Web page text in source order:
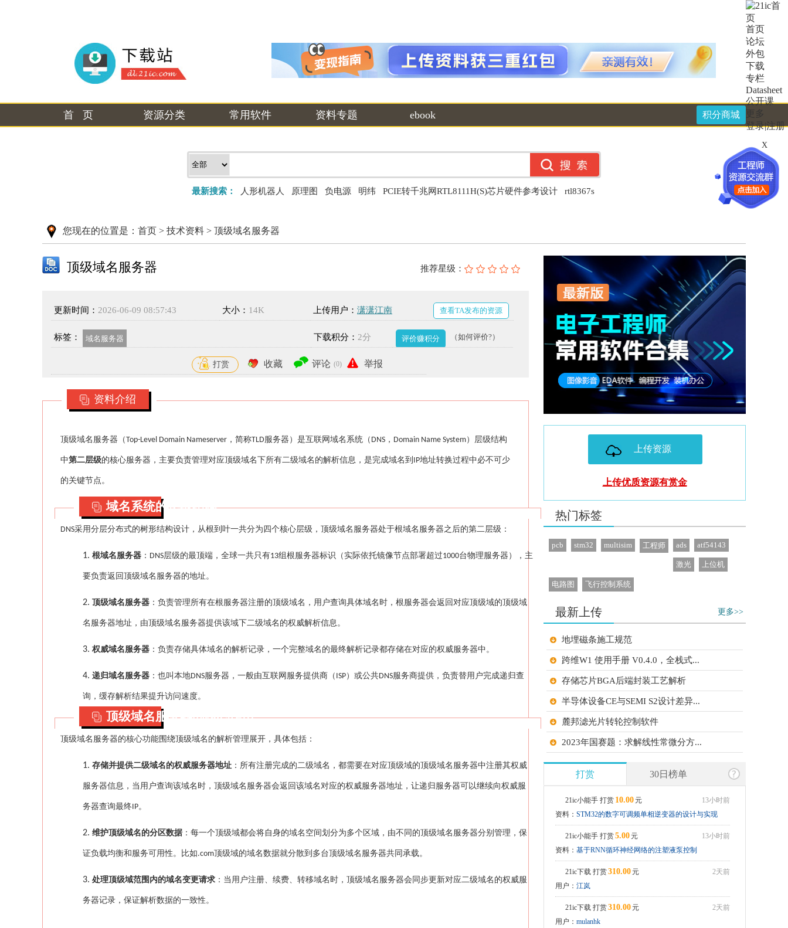
积分商城
首 页 资源分类 常用软件 资料专题 ebook
最新搜索： 人形机器人 原理图 负电源 明纬 PCIE转千兆网RTL8111H(S)芯片硬件参考设计 rtl8367s
您现在的位置是： 首页 > 技术资料 > 顶级域名服务器
推荐星级：
顶级域名服务器
更新时间： 2026-06-09 08:57:43 大小： 14K 上传用户： 潇潇江南 查看TA发布的资源
标签： 域名服务器 下载积分： 2分 评价赚积分 （如何评价?）
打赏 收藏 评论 (0) 举报
资料介绍
顶级域名服务器（Top-Level Domain Nameserver ，简称TLD服务器）是互联网域名系统（ DNS ， Domain Name System）层级结构
中第二层级的核心服务器，主要负责管理对应顶级域名下所有二级域名的解析信息，是完成域名到 IP地址转换过程中必不可少
的关键节点。
域名系统的层级结构
DNS采用分层分布式的树形结构设计，从根到叶一共分为四个核心层级，顶级域名服务器处于根域名服务器之后的第二层级：
1. 根域名服务器 ： DNS层级的最顶端，全球一共只有13组根服务器标识（实际依托镜像节点部署超过1000台物理服务器），主
要负责返回顶级域名服务器的地址。
2. 顶级域名服务器 ：负责管理所有在根服务器注册的顶级域名，用户查询具体域名时，根服务器会返回对应顶级域的顶级域
名服务器地址，由顶级域名服务器提供该域下二级域名的权威解析信息。
3. 权威域名服务器 ：负责存储具体域名的解析记录，一个完整域名的最终解析记录都存储在对应的权威服务器中。
4. 递归域名服务器 ：也叫本地DNS服务器，一般由互联网服务提供商（ ISP）或公共DNS服务商提供，负责替用户完成递归查
询，缓存解析结果提升访问速度。
顶级域名服务器的核心作用
顶级域名服务器的核心功能围绕顶级域名的解析管理展开，具体包括：
1. 存储并提供二级域名的权威服务器地址 ：所有注册完成的二级域名，都需要在对应顶级域的顶级域名服务器中注册其权威
服务器信息，当用户查询该域名时，顶级域名服务器会返回该域名对应的权威服务器地址，让递归服务器可以继续向权威服
务器查询最终IP。
2. 维护顶级域名的分区数据 ：每一个顶级域都会将自身的域名空间划分为多个区域，由不同的顶级域名服务器分别管理，保
证负载均衡和服务可用性。比如.com顶级域的域名数据就分散到多台顶级域名服务器共同承载。
3. 处理顶级域范围内的域名变更请求 ：当用户注册、续费、转移域名时，顶级域名服务器会同步更新对应二级域名的权威服
务器记录，保证解析数据的一致性。
上传资源
上传优质资源有赏金
热门标签
pcb stm32 multisim 工程师 ads atf54143
激光 上位机
电路图 飞行控制系统
更多>>
最新上传
地埋磁条施工规范
跨维W1 使用手册 V0.4.0，全栈式...
存储芯片BGA后端封装工艺解析
半导体设备CE与SEMI S2设计差异...
麓邦滤光片转轮控制软件
2023年国赛题：求解线性常微分方...
2025年国赛题：键控调频连续脉冲...
tshell_mbist_user
ADS8688学习资料
打赏 30日榜单
21ic小能手 打赏 10.00元
13小时前
资料： STM32的数字可调频单相逆变器的设计与实现
21ic小能手 打赏5.00元
13小时前
资料： 基于RNN循环神经网络的注塑液泵控制
21ic下载 打赏310.00元
2天前
用户： 江岚
21ic下载 打赏310.00元
2天前
用户： mulanhk
X
首页
论坛
外包
下载
专栏
Datasheet
公开课
更多
登录|注册